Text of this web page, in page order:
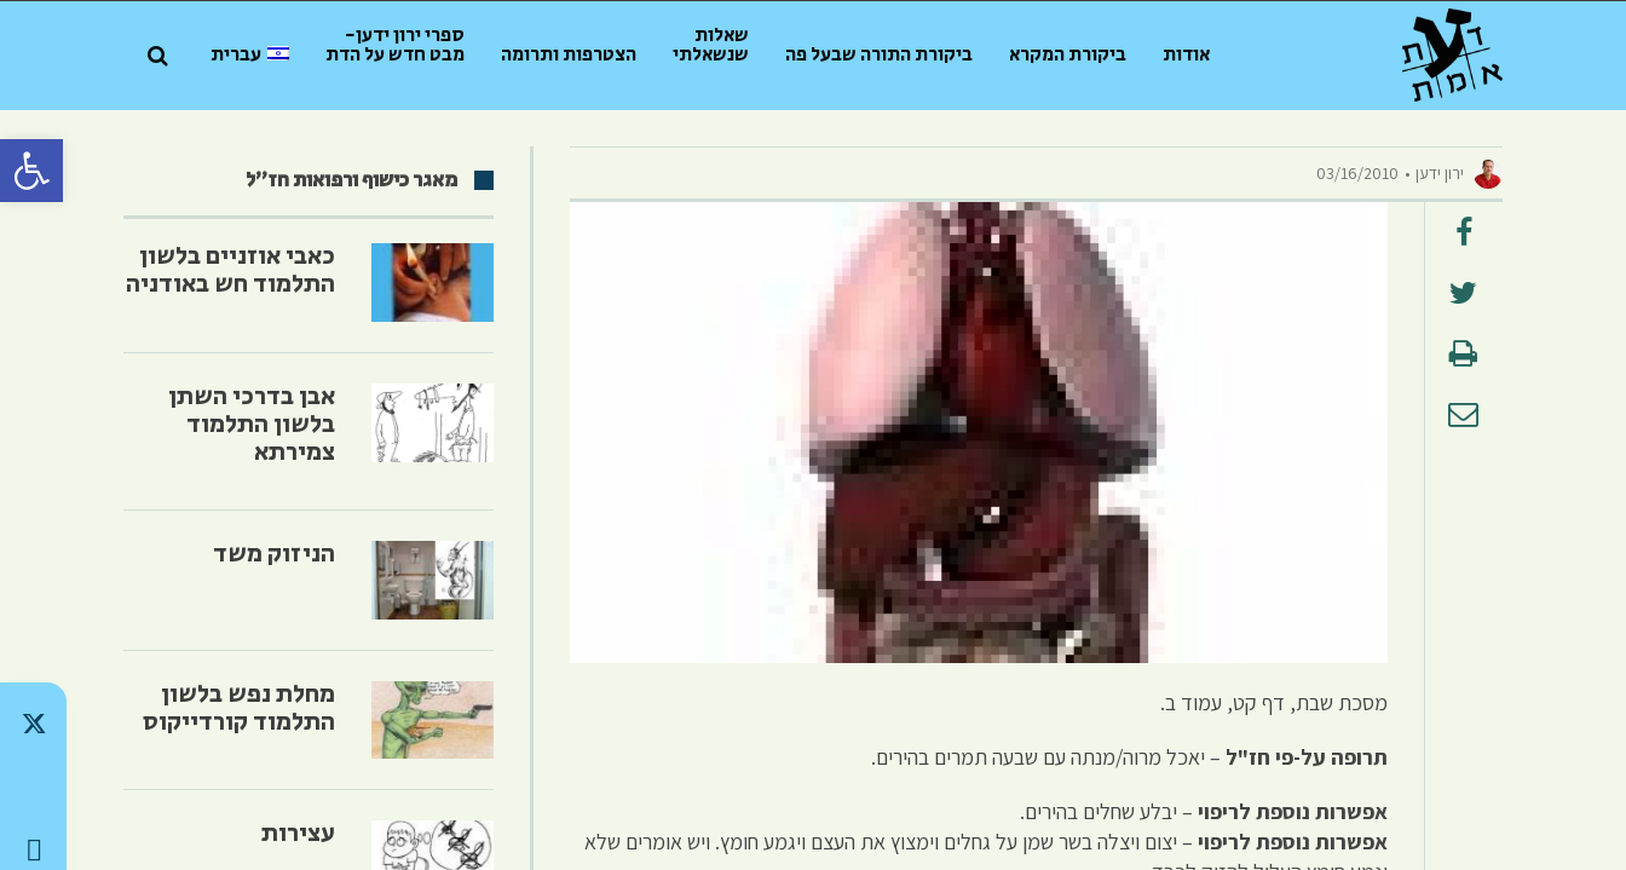
פתח
אודות ביקורת המקרא ביקורת התורה שבעל פה
שאלות
שנשאלתי הצטרפות ותרומה
ספרי ירון ידען-
מבט חדש על הדת עברית
ירון ידען 03/16/2010
מסכת שבת, דף קט, עמוד ב.
תרופה על-פי חז"ל – יאכל מרוה/מנתה עם שבעה תמרים בהירים.
אפשרות נוספת לריפוי – יבלע שחלים בהירים.
אפשרות נוספת לריפוי – יצום ויצלה בשר שמן על גחלים וימצוץ את העצם ויגמע חומץ. ויש אומרים שלא
מאגר כישוף ורפואות חז״ל
כאבי אוזניים בלשון
התלמוד חש באודניה
אבן בדרכי השתן
בלשון התלמוד
צמירתא
הניזוק משד
מחלת נפש בלשון
התלמוד קורדייקוס
עצירות